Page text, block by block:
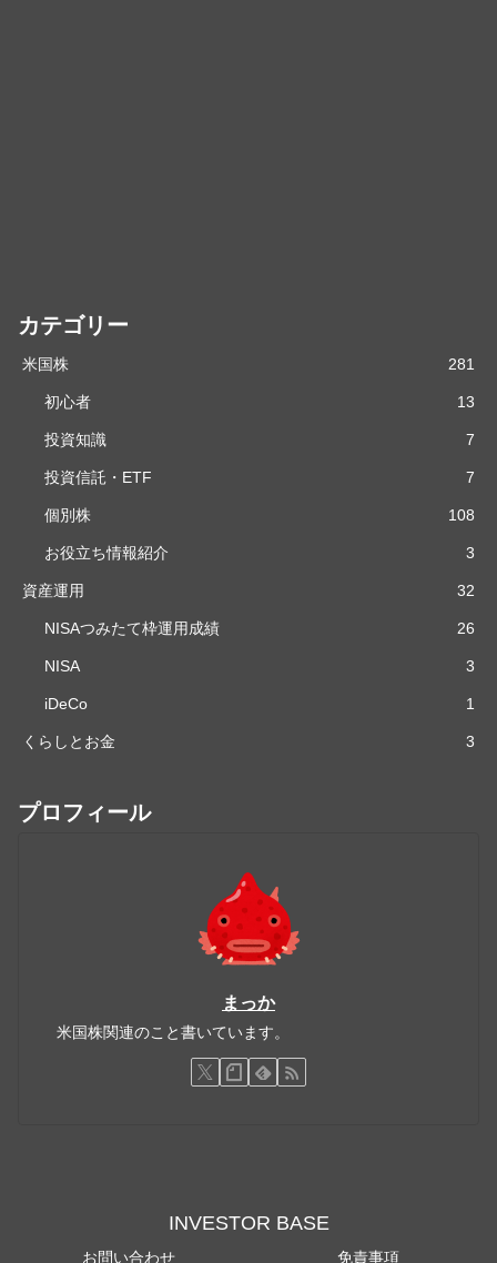
カテゴリー
米国株 281
初心者 13
投資知識 7
投資信託・ETF 7
個別株 108
お役立ち情報紹介 3
資産運用 32
NISAつみたて枠運用成績 26
NISA 3
iDeCo 1
くらしとお金 3
プロフィール
まっか
米国株関連のこと書いています。
INVESTOR BASE
お問い合わせ 免責事項